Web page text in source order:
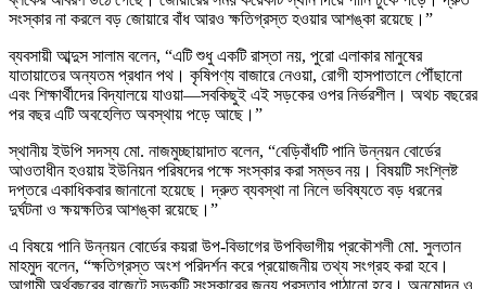
সংস্কার না করলে বড় জোয়ারে বাঁধ আরও ক্ষতিগ্রস্ত হওয়ার আশঙ্কা রয়েছে।”
ব্যবসায়ী আব্দুস সালাম বলেন, “এটি শুধু একটি রাস্তা নয়, পুরো এলাকার মানুষের
যাতায়াতের অন্যতম প্রধান পথ। কৃষিপণ্য বাজারে নেওয়া, রোগী হাসপাতালে পৌঁছানো
এবং শিক্ষার্থীদের বিদ্যালয়ে যাওয়া—সবকিছুই এই সড়কের ওপর নির্ভরশীল। অথচ বছরের
পর বছর এটি অবহেলিত অবস্থায় পড়ে আছে।”
স্থানীয় ইউপি সদস্য মো. নাজমুচ্ছায়াদাত বলেন, “বেড়িবাঁধটি পানি উন্নয়ন বোর্ডের
আওতাধীন হওয়ায় ইউনিয়ন পরিষদের পক্ষে সংস্কার করা সম্ভব নয়। বিষয়টি সংশ্লিষ্ট
দপ্তরে একাধিকবার জানানো হয়েছে। দ্রুত ব্যবস্থা না নিলে ভবিষ্যতে বড় ধরনের
দুর্ঘটনা ও ক্ষয়ক্ষতির আশঙ্কা রয়েছে।”
এ বিষয়ে পানি উন্নয়ন বোর্ডের কয়রা উপ-বিভাগের উপবিভাগীয় প্রকৌশলী মো. সুলতান
মাহমুদ বলেন, “ক্ষতিগ্রস্ত অংশ পরিদর্শন করে প্রয়োজনীয় তথ্য সংগ্রহ করা হবে।
আগামী অর্থবছরের বাজেটে সড়কটি সংস্কারের জন্য প্রস্তাব পাঠানো হবে। অনুমোদন ও